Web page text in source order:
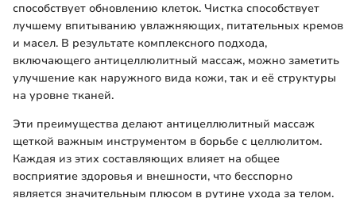
способствует обновлению клеток. Чистка способствует
лучшему впитыванию увлажняющих, питательных кремов
и масел. В результате комплексного подхода,
включающего антицеллюлитный массаж, можно заметить
улучшение как наружного вида кожи, так и её структуры
на уровне тканей.
Эти преимущества делают антицеллюлитный массаж
щеткой важным инструментом в борьбе с целлюлитом.
Каждая из этих составляющих влияет на общее
восприятие здоровья и внешности, что бесспорно
является значительным плюсом в рутине ухода за телом.